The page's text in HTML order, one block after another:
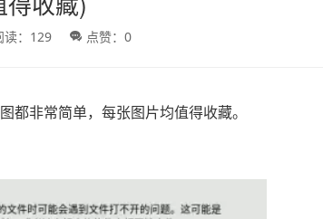
读：129 点赞：0
非常简单，每张图片均值得收藏。